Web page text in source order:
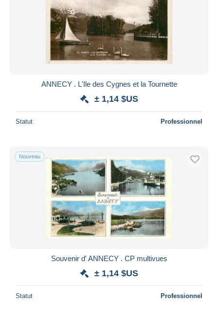
ANNECY . L'Ile des Cygnes et la Tournette
± 1,14 $US
Statut Professionnel
Nouveau
Souvenir d' ANNECY . CP multivues
± 1,14 $US
Statut Professionnel